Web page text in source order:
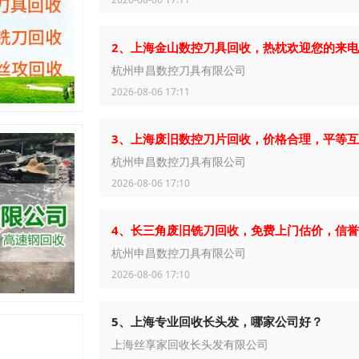
2、上海金山数控刀具回收，热枕欢迎您的来
杭州申昌数控刀具有限公司
2026-08-06 17:11
3、上海废旧数控刀片回收，价格合理，平等
杭州申昌数控刀具有限公司
2026-08-06 17:10
4、长三角废旧铣刀回收，免费上门估价，信
杭州申昌数控刀具有限公司
2026-08-06 17:10
5、上海专业回收长头发，哪家公司好？
上海丝享家回收长头发有限公司